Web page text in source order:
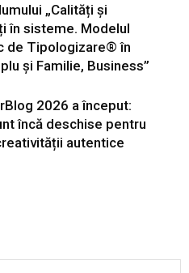
„Calități și
în sisteme. Modelul
de Tipologizare® în
și Familie, Business”
2026 a început:
încă deschise pentru
autentice